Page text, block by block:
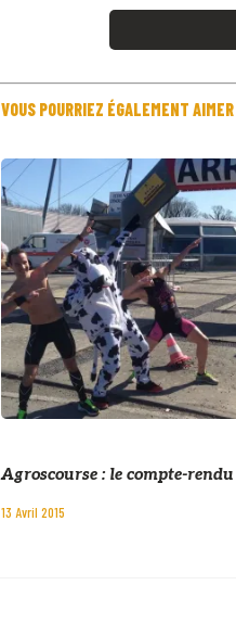
VOUS POURRIEZ ÉGALEMENT AIMER
Agroscourse : le compte-rendu
13 Avril 2015